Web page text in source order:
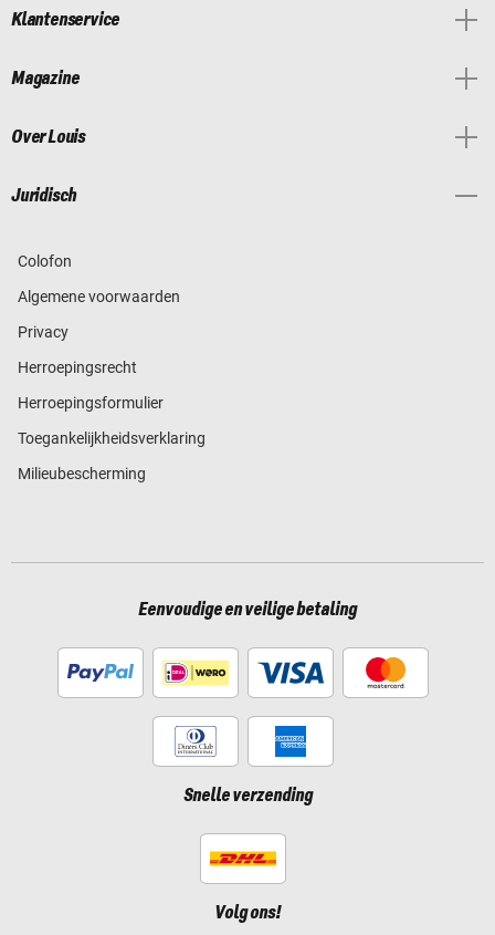
Klantenservice
Magazine
Over Louis
Juridisch
Colofon
Algemene voorwaarden
Privacy
Herroepingsrecht
Herroepingsformulier
Toegankelijkheidsverklaring
Milieubescherming
Eenvoudige en veilige betaling
Snelle verzending
Volg ons!